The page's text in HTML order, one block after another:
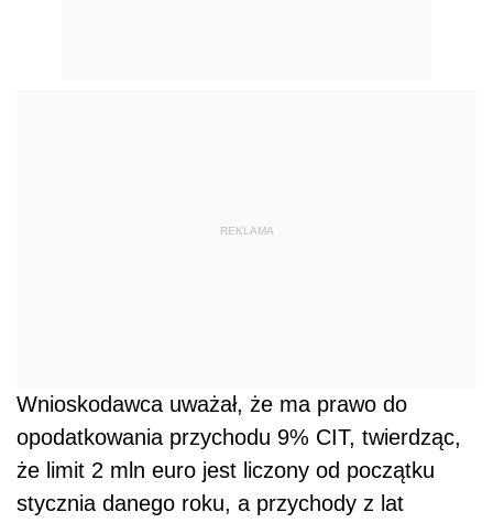
REKLAMA
Wnioskodawca uważał, że ma prawo do
opodatkowania przychodu 9% CIT, twierdząc,
że limit 2 mln euro jest liczony od początku
stycznia danego roku, a przychody z lat